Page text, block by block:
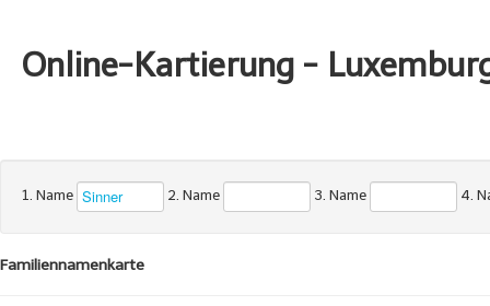
Online-Kartierung -
1. Name 2. Name 3. Name 4.
Familiennamenkarte